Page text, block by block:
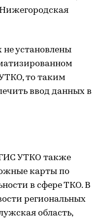
не установлены
то таким
ввод данных в
УТКО также
карты по
в сфере ТКО. В
региональных
область,